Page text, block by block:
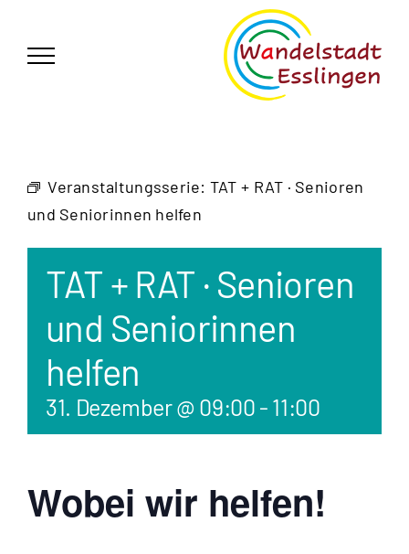
springen
Veranstaltungsserie: TAT + RAT · Senioren
und Seniorinnen helfen
TAT + RAT · Senioren
und Seniorinnen
helfen
31. Dezember @ 09:00 - 11:00
Wobei wir helfen!